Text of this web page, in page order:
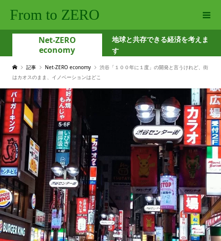
From to ZERO
Net-ZERO
economy
地球と共存できる経済を考えま
す
記事 Net-ZERO economy
渋谷「１００年に１度」の開発と言うけれど、街
はカオスのまま、イノベーションはどこ